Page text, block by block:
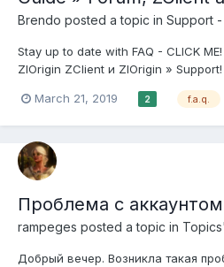
Brendo posted a topic in Support -
Stay up to date with FAQ - CLICK
ZlOrigin ZClient и ZlOrigin »
forum // Support section // Archive //
March 21, 2019 2 f.a.q.
Проблема с аккаунтом
rampeges posted a topic in
Добрый вечер. Возникла такая